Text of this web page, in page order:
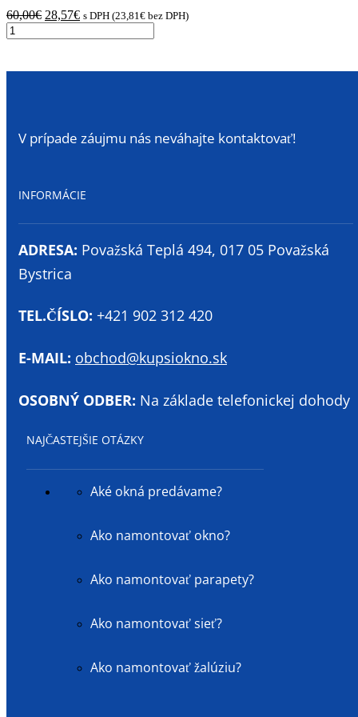
60,00€ Pôvodná
bola:
28,57€Aktuálna
je:
s DPH (23,81 € bez DPH)
množstvo
biela
žalúzia
balení
krídla
V prípade záujmu nás neváhajte kontaktovať!
INFORMÁCIE
ADRESA: Považská Teplá 494, 017 05 Považská
Bystrica
TEL.ČÍSLO: +421 902 312 420
E-MAIL: obchod@kupsiokno.sk
OSOBNÝ ODBER: Na základe telefonickej dohody
NAJČASTEJŠIE OTÁZKY
Aké okná predávame?
Ako namontovať okno?
Ako namontovať parapety?
Ako namontovať sieť?
Ako namontovať žalúziu?